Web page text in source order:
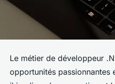
Le métier de développeur
opportunités passionnantes